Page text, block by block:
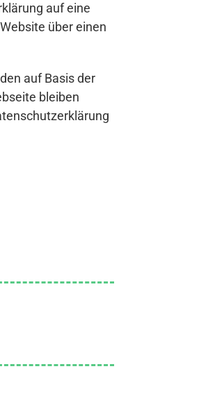
auf eine
über einen
auf Basis der
bleiben